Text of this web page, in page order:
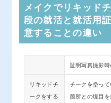
メイクでリキッド
段の就活と就活用
意することの違い
証明写真撮影
リキッドチ
ークをする
チークを塗っ
箇所との境目